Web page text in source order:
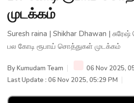
முடக்கம்
Suresh raina | Shikhar Dhawan |
பல கோடி ரூபாய் சொத்துகள் முடக்கம்
ByKumudam Team
06 Nov 2025,
Last Update : 06 Nov 2025, 05:29 PM